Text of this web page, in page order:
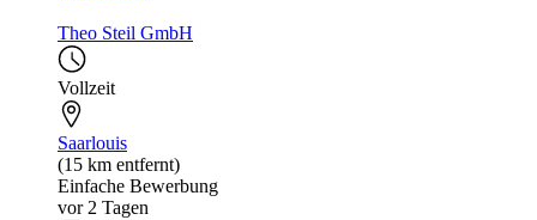
Theo Steil GmbH
Vollzeit
Saarlouis
(15 km entfernt)
Einfache Bewerbung
vor 2 Tagen